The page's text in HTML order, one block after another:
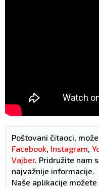
Poštovani čitaoci,
Facebook, Instagram,
Vajber. Pridružite nam
najvažnije informacije.
Naše aplikacije